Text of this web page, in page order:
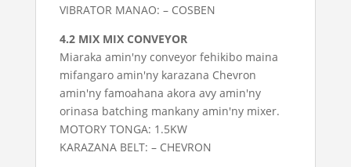
VIBRATOR MANAO: – COSBEN
4.2 MIX MIX CONVEYOR
Miaraka amin'ny conveyor fehikibo maina
mifangaro amin'ny karazana Chevron
amin'ny famoahana akora avy amin'ny
orinasa batching mankany amin'ny mixer.
MOTORY TONGA: 1.5KW
KARAZANA BELT: – CHEVRON